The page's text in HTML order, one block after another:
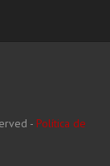
- Política de